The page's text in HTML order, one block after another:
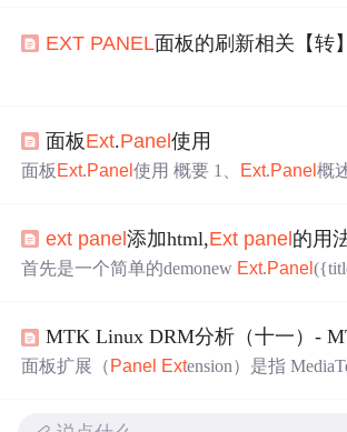
anel会自动用load方法里的参数去更新
EXT PANEL面板的刷新相关【转】
引用页刷新的问题不仅仅体现在Tab
d的panel都是适用的～怎么让一个panel
会自动用load方法里的参数去更新panel。
load的官方描述如下：
load( Object/String/Function config ) :
Ext.
面板Ext.Panel使用
面板 Ext.Panel 使用 概要 1、 Ext.Panel概
是 ExtJS控件的基础，很多高级控件都是
展的，还有其它大多数控件也都直接或间
ext panel添加html,Ext panel的用
首先是一个简单的demonew Ext.Panel
部分常用参数)1.autoLoad：有效的url字
的body中 的数据加载显示，但是可能没有
MTK Linux DRM分析（十一）-
面板扩展（ Panel Extension）是指